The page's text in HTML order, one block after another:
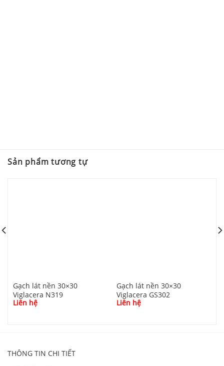
Sản phẩm tương tự
Gạch lát nền 30×30
Viglacera N319
Liên hệ
Gạch lát nền 30×30
Viglacera GS302
Liên hệ
THÔNG TIN CHI TIẾT